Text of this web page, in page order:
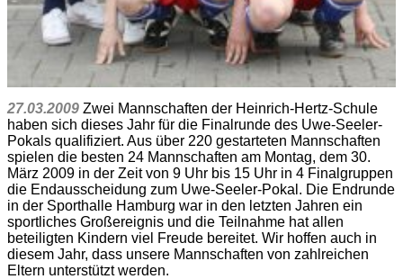
27.03.2009 Zwei Mannschaften der Heinrich-Hertz-Schule
haben sich dieses Jahr für die Finalrunde des Uwe-Seeler-
Pokals qualifiziert. Aus über 220 gestarteten Mannschaften
spielen die besten 24 Mannschaften am Montag, dem 30.
März 2009 in der Zeit von 9 Uhr bis 15 Uhr in 4 Finalgruppen
die Endausscheidung zum Uwe-Seeler-Pokal. Die Endrunde
in der Sporthalle Hamburg war in den letzten Jahren ein
sportliches Großereignis und die Teilnahme hat allen
beteiligten Kindern viel Freude bereitet. Wir hoffen auch in
diesem Jahr, dass unsere Mannschaften von zahlreichen
Eltern unterstützt werden.